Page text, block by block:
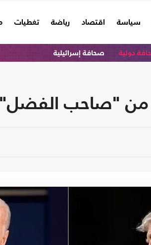
سياسة اقتصاد رياضة تغطيات
دولية صحافة إسرائيلية
من "صاحب الفضل"